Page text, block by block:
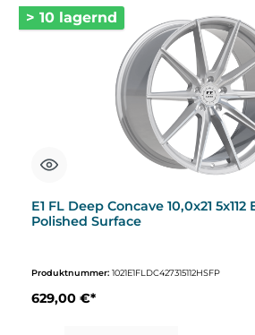
> 10 lagernd
E1 FL Deep Concave 10,0x21
Polished Surface
Produktnummer: 1021E1FLDC427315112HSFP
629,00 €*